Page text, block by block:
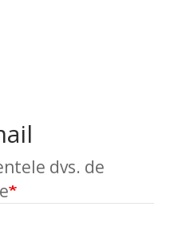
dvs. de